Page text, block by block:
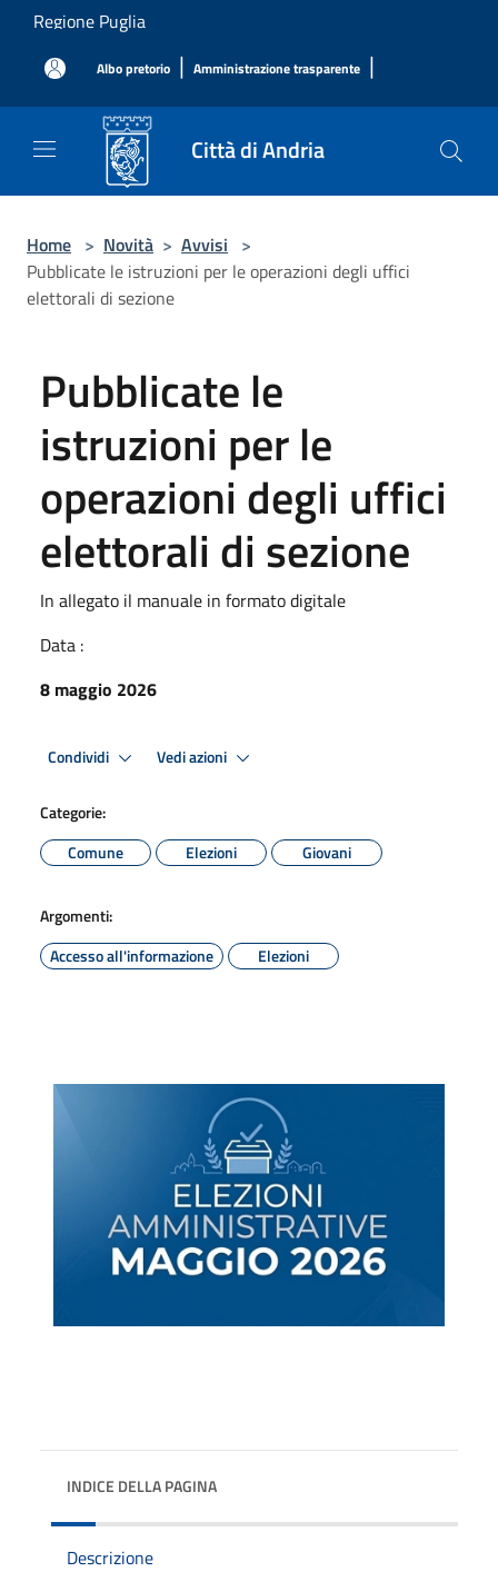
Salta al contenuto principale
Regione Puglia
Albo pretorio | Amministrazione trasparente |
Città di Andria
Home > Novità > Avvisi >
Pubblicate le istruzioni per le operazioni degli uffici
elettorali di sezione
Pubblicate le
istruzioni per le
operazioni degli uffici
elettorali di sezione
In allegato il manuale in formato digitale
Data :
8 maggio 2026
Condividi Vedi azioni
Categorie:
Comune
Elezioni Giovani
Argomenti:
Accesso all'informazione
Elezioni
INDICE DELLA PAGINA
Descrizione